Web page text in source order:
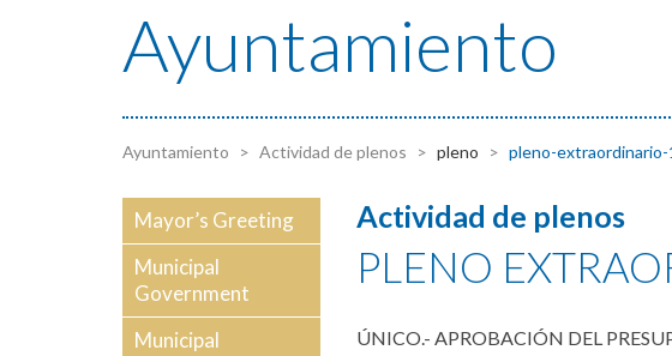
Ayuntamiento
Ayuntamiento Actividad de plenos pleno pleno-
Mayor’s Greeting
Municipal
Government
Municipal
Actividad de plenos
PLENO
ÚNICO.- APROBACIÓN DEL